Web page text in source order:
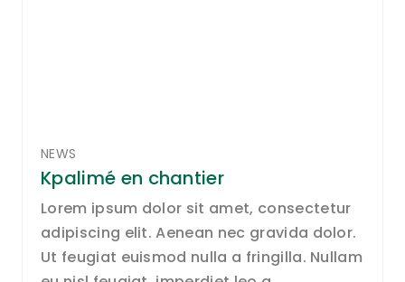
NEWS
Kpalimé en chantier
Lorem ipsum dolor sit amet, consectetur
adipiscing elit. Aenean nec gravida dolor.
Ut feugiat euismod nulla a fringilla. Nullam